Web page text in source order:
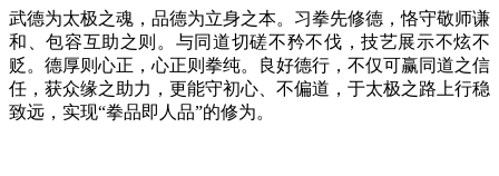
武德为太极之魂，品德为立身之本。习拳先修德，恪守敬师谦
和、包容互助之则。与同道切磋不矜不伐，技艺展示不炫不
贬。德厚则心正，心正则拳纯。良好德行，不仅可赢同道之信
任，获众缘之助力，更能守初心、不偏道，于太极之路上行稳
致远，实现“拳品即人品”的修为。